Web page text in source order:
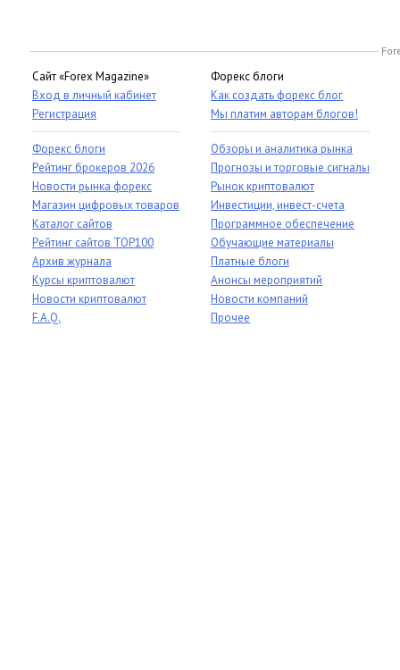
Сайт «Forex Magazine»
Вход в личный кабинет
Регистрация
Форекс блоги
Рейтинг брокеров 2026
Новости рынка форекс
Магазин цифровых товаров
Каталог сайтов
Рейтинг сайтов TOP100
Архив журнала
Курсы криптовалют
Новости криптовалют
F.A.Q.
Форекс блоги
Как создать форекс блог
Мы платим авторам блогов!
Обзоры и аналитика рынка
Прогнозы и торговые сигналы
Рынок криптовалют
Инвестиции, инвест-счета
Программное обеспечение
Обучающие материалы
Платные блоги
Анонсы мероприятий
Новости компаний
Прочее